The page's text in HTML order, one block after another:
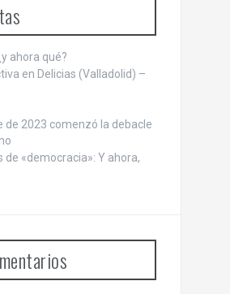
ahora qué?
en Delicias (Valladolid) –
de 2023 comenzó la debacle
de «democracia»: Y ahora,